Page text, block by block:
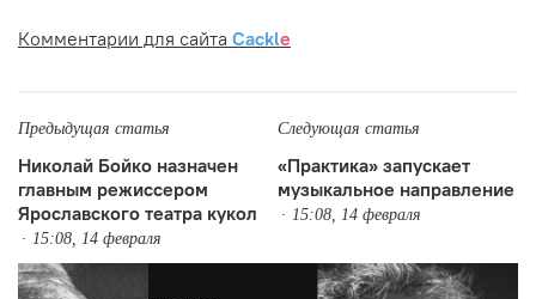
Комментарии для сайта Cackle
Предыдущая статья
Николай Бойко назначен
главным режиссером
Ярославского театра кукол
15:08, 14 февраля
Следующая статья
«Практика» запускает
музыкальное направление
15:08, 14 февраля